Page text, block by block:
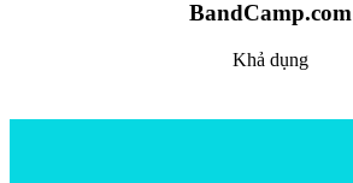
BandCamp.com
Khả dụng